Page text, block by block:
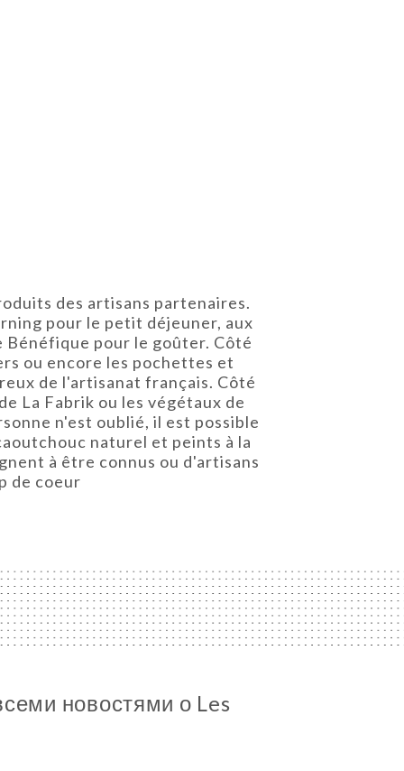
des artisans partenaires.
pour le petit déjeuner, aux
Bénéfique pour le goûter. Côté
ou encore les pochettes et
de l'artisanat français. Côté
La Fabrik ou les végétaux de
n'est oublié, il est possible
naturel et peints à la
à être connus ou d'artisans
de coeur
новостями о Les